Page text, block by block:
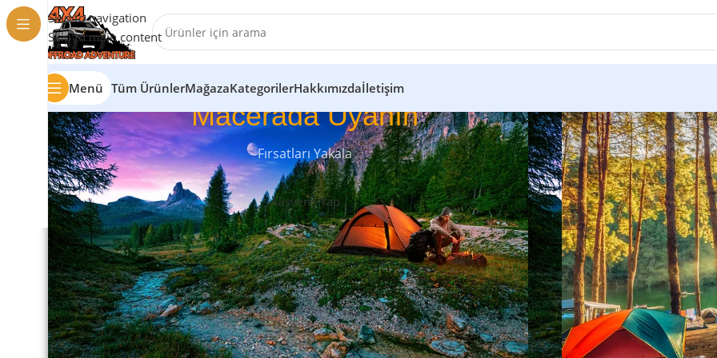
Skip to navigation
Skip to main content
Menü Tüm ÜrünlerMağazaKategorilerHakkımızdaİletişim
Macerada Uyanın
Fırsatları Yakala
Alışveriş Yap